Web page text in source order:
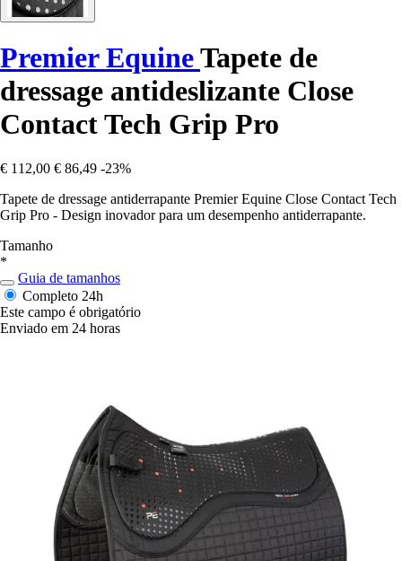
Premier EquineTapete de
dressage antideslizante Close
Contact Tech Grip Pro
€ 112,00 € 86,49 -23%
Tapete de dressage antiderrapante Premier Equine Close Contact Tech
Grip Pro - Design inovador para um desempenho antiderrapante.
Tamanho
*
Guia de tamanhos
Completo 24h
Este campo é obrigatório
Enviado em 24 horas